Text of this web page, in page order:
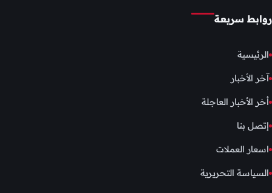
روابط سريعة
الرئيسية
آخر الأخبار
أخر الأخبار العاجلة
إتصل بنا
اسعار العملات
السياسة التحريرية